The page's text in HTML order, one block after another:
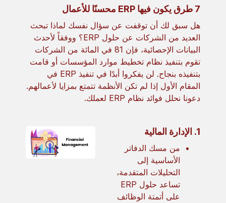
7 طرق يكون فيها ERP محسنًا للأعمال
هل سبق لك أن توقفت عن سؤال نفسك لماذا تبحث
العديد من الشركات عن حلول ERP؟ ووفقاً لأحدث
البيانات الإحصائية، فإن 81 في المائة من الشركات
تقوم بتنفيذ نظام تخطيط موارد المؤسسات أو قامت
بتنفيذه بنجاح. لن يفكروا أبدًا في تنفيذ ERP في
المقام الأول إذا لم تكن الأنظمة تتمتع بمزايا لأعمالهم.
دعونا نحلل فوائد نظام ERP لعملك.
1. الإدارة المالية
من مسك الدفاتر
الأساسية إلى
التحليلات المتقدمة،
تساعد حلول ERP
على أتمتة الوظائف